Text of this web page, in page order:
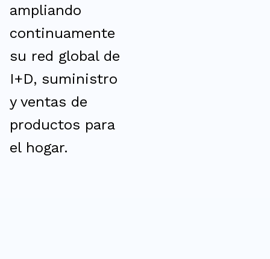
ampliando
continuamente
su red global de
I+D, suministro
y ventas de
productos para
el hogar.